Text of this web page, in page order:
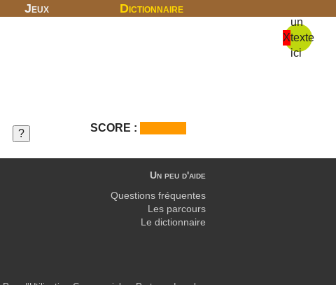
Jeux Dictionnaire
X
un
texte
ici
SCORE :
Un peu d'aide
Questions fréquentes
Les parcours
Le dictionnaire